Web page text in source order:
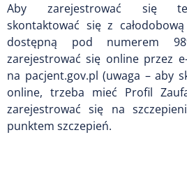
Aby zarejestrować się
skontaktować się z
dostępną pod numerem
zarejestrować się online przez
na pacjent.gov.pl (uwaga – aby
online, trzeba mieć Profil
zarejestrować się na
punktem szczepień.